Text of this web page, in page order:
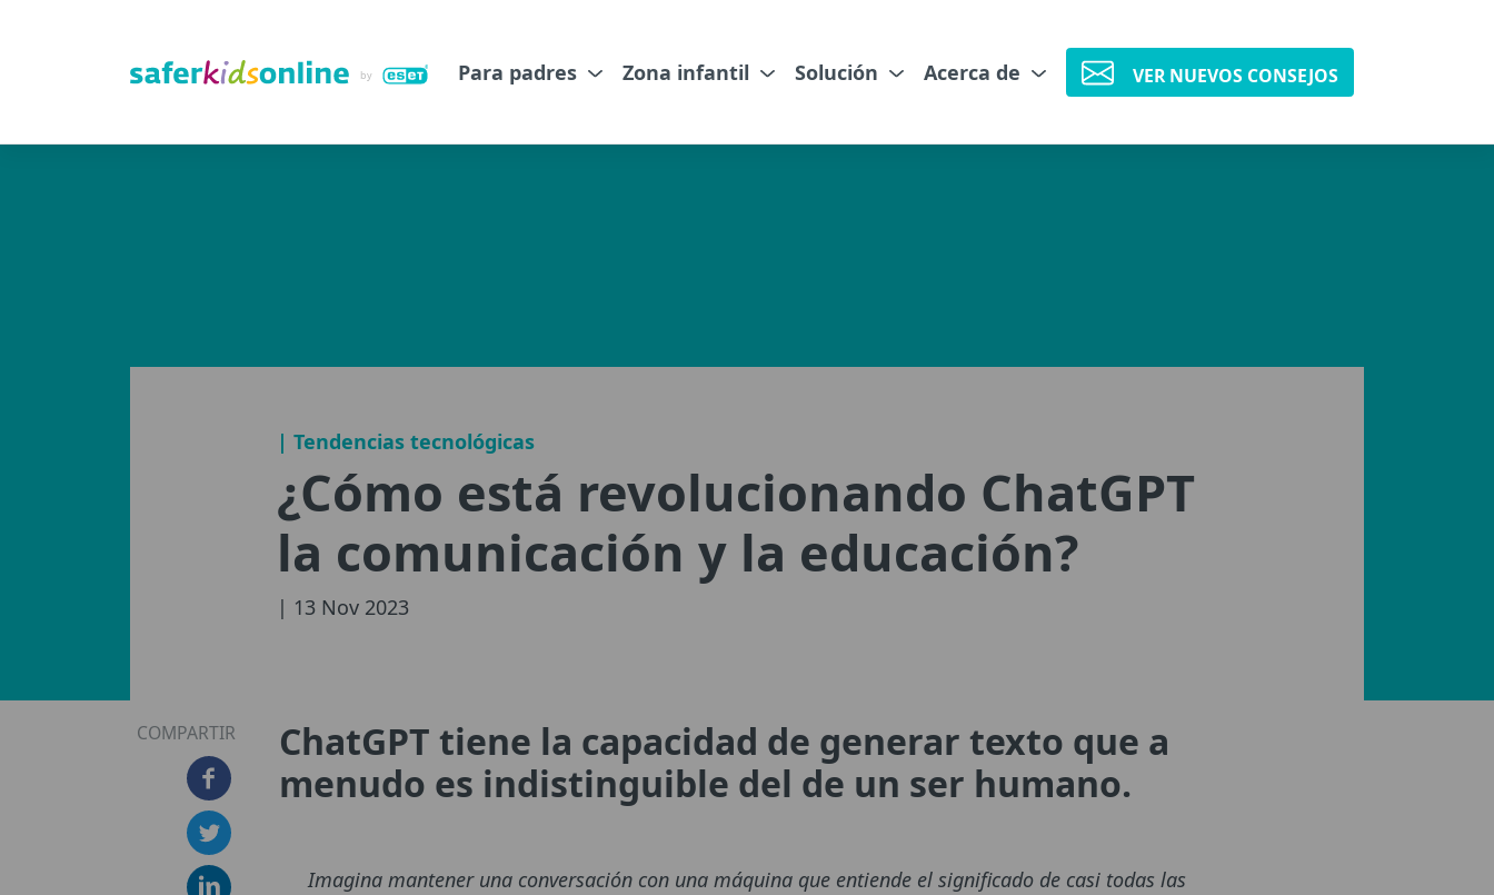
Para padres Zona infantil Solución Acerca de VER NUEVOS CONSEJOS
| Tendencias tecnológicas
¿Cómo está revolucionando ChatGPT
la comunicación y la educación?
| 13 Nov 2023
COMPARTIR
ChatGPT tiene la capacidad de generar texto que a
menudo es indistinguible del de un ser humano.
Imagina mantener una conversación con una máquina que entiende el significado de casi todas las